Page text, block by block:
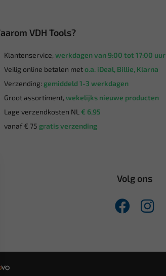
VDH Tools?
Klantenservice, werkdagen van 9:00 tot 17:00 uur
Veilig online betalen meto.a. iDeal, Billie, Klarna
Verzending: gemiddeld 1-3 werkdagen
Groot assortiment, wekelijks nieuwe producten
Lage verzendkosten NL € 6,95
vanaf € 75 gratis verzending
Volg ons